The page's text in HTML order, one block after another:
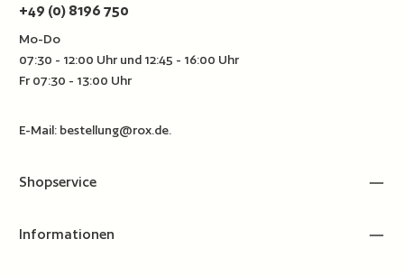
+49 (0) 8196 750
Mo-Do
07:30 - 12:00 Uhr und 12:45 - 16:00 Uhr
Fr 07:30 - 13:00 Uhr
E-Mail: bestellung@rox.de.
Shopservice
Informationen